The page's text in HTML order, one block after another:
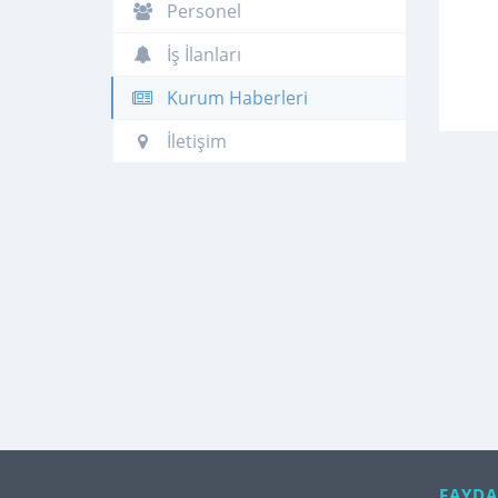
Personel
İş İlanları
Kurum Haberleri
İletişim